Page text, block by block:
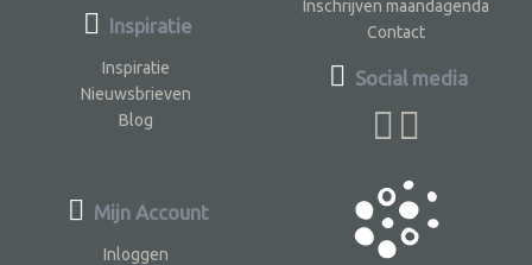
Inspiratie
Inspiratie
Nieuwsbrieven
Blog
Inschrijven maandagenda
Contact
Social media
Mijn Account
Inloggen